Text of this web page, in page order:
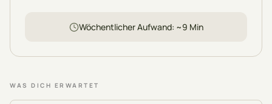
Wöchentlicher Aufwand: ~9 Min
WAS DICH ERWARTET